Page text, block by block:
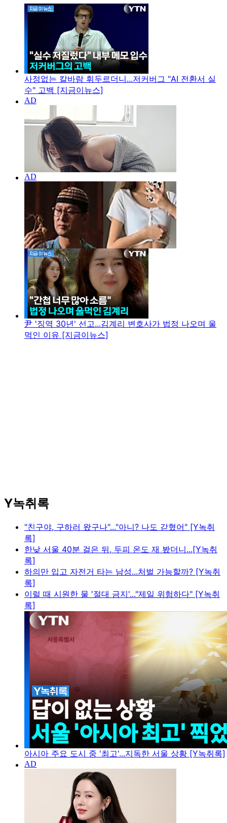
사정없는 칼바람 휘두르더니...저커버그 "AI 전환서 실
수" 고백 [지금이뉴스]
尹 '징역 30년' 선고...김계리 변호사가 법정 나오며 울
먹인 이유 [지금이뉴스]
Y녹취록
"친구야, 구하러 왔구나"..."아니? 나도 갇혔어" [Y녹취
록]
한낮 서울 40분 걸은 뒤, 두피 온도 재 봤더니...[Y녹취
록]
하의만 입고 자전거 타는 남성...처벌 가능할까? [Y녹취
록]
이럴 때 시원한 물 '절대 금지'..."제일 위험하다" [Y녹취
록]
아시아 주요 도시 중 '최고'...지독한 서울 상황 [Y녹취록]